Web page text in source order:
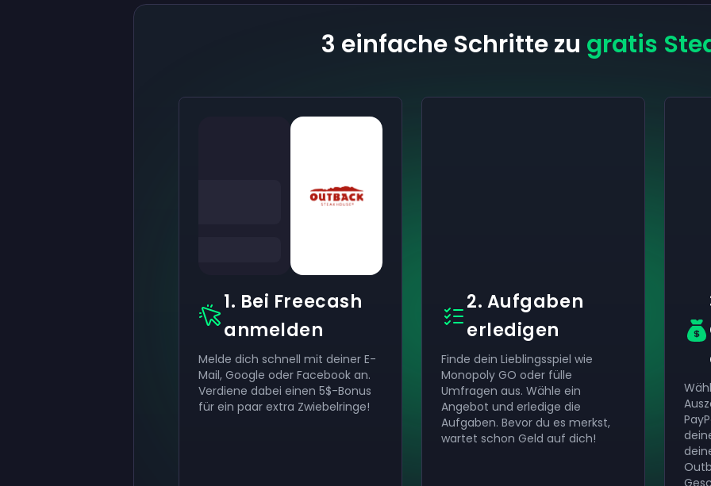
3 einfache Schritte zu gratis
1. Bei Freecash
anmelden
Melde dich schnell mit deiner E-
Mail, Google oder Facebook an.
Verdiene dabei einen 5$-Bonus
für ein paar extra Zwiebelringe!
2. Aufgaben
erledigen
Finde dein Lieblingsspiel wie
Monopoly GO oder fülle
Umfragen aus. Wähle ein
Angebot und erledige die
Aufgaben. Bevor du es merkst,
wartet schon Geld auf dich!